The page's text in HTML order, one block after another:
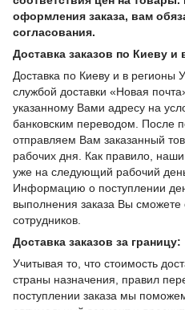
оформления заказа, вам
согласования.
Доставка заказов по Киеву
Доставка по Киеву и в регионы
службой доставки «Новая
указанному Вами адресу на
банковским переводом. После
отправляем Вам заказанный
рабочих дня. Как правило,
уже на следующий рабочий
Информацию о поступлении
выполнения заказа Вы
сотрудников.
Доставка заказов за границу:
Учитывая то, что стоимость
страны назначения, правил
поступлении заказа мы